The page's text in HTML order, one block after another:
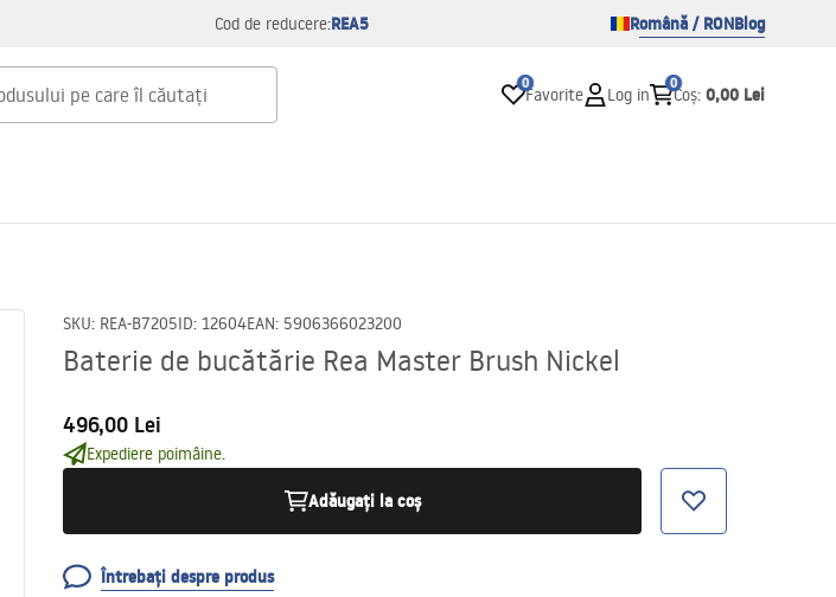
Cod de reducere:REA5 Română / RONBlog
0
Favorite Log in
0
Coș: 0,00 Lei
SKU: REA-B7205ID: 12604EAN: 5906366023200
Baterie de bucătărie Rea Master Brush Nickel
496,00 Lei
Expediere poimâine.
Adăugați la coș
Întrebați despre produs